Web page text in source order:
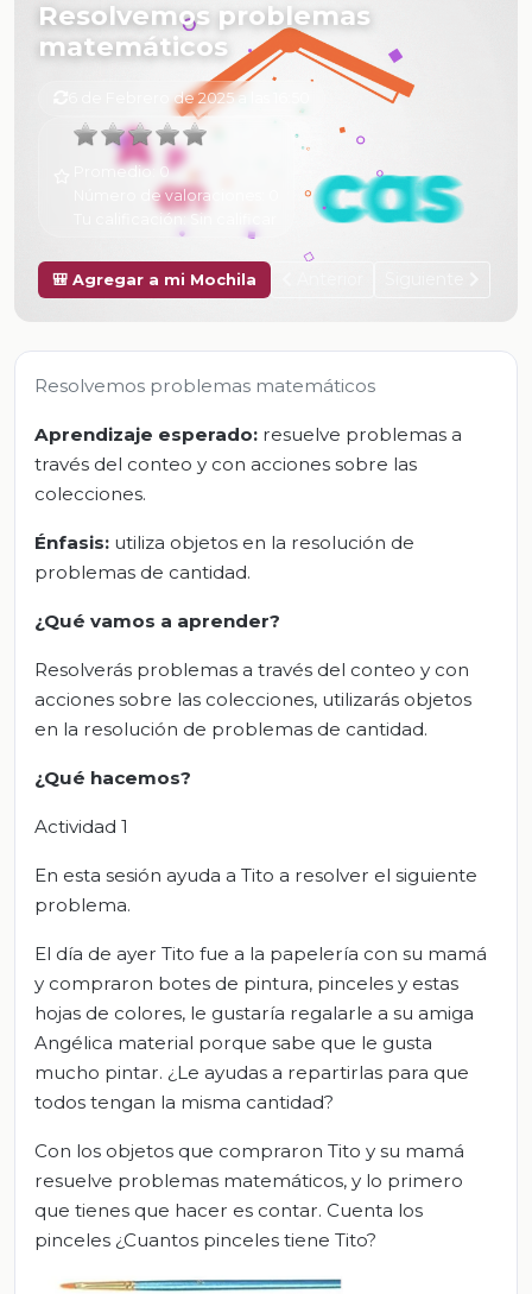
Resolvemos problemas
matemáticos
6 de Febrero de 2025 a las 16:50
Promedio: 0
Número de valoraciones:
Tu calificación: Sin calificar
🎒 Agregar a mi Mochila
Resolvemos problemas matemáticos
Aprendizaje esperado: resuelve problemas a
través del conteo y con acciones sobre las
colecciones.
Énfasis: utiliza objetos en la resolución de
problemas de cantidad.
¿Qué vamos a aprender?
Resolverás problemas a través del conteo y con
acciones sobre las colecciones, utilizarás objetos
en la resolución de problemas de cantidad.
¿Qué hacemos?
Actividad 1
En esta sesión ayuda a Tito a resolver el siguiente
problema.
El día de ayer Tito fue a la papelería con su mamá
y compraron botes de pintura, pinceles y estas
hojas de colores, le gustaría regalarle a su amiga
Angélica material porque sabe que le gusta
mucho pintar. ¿Le ayudas a repartirlas para que
todos tengan la misma cantidad?
Con los objetos que compraron Tito y su mamá
resuelve problemas matemáticos, y lo primero
que tienes que hacer es contar. Cuenta los
pinceles ¿Cuantos pinceles tiene Tito?